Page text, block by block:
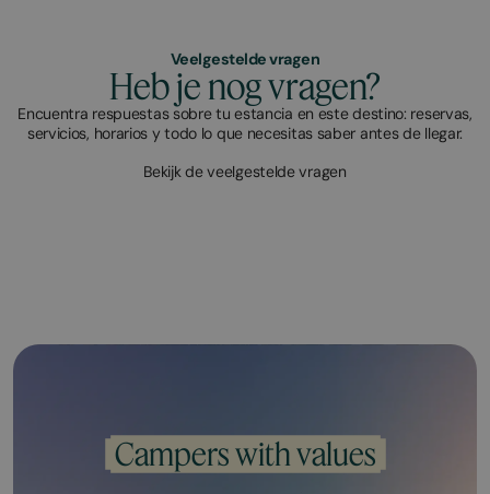
Veelgestelde vragen
Heb je nog vragen?
Encuentra respuestas sobre tu estancia en este destino: reservas,
servicios, horarios y todo lo que necesitas saber antes de llegar.
Bekijk de veelgestelde vragen
Campers with values